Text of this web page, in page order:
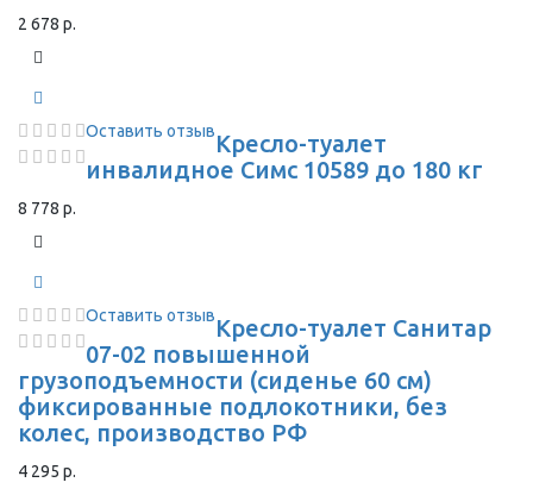
2 678 р.
Оставить отзывКресло-туалет
инвалидное Симс 10589 до 180 кг
8 778 р.
Оставить отзывКресло-туалет Санитар
07-02 повышенной
грузоподъемности (сиденье 60 см)
фиксированные подлокотники, без
колес, производство РФ
4 295 р.